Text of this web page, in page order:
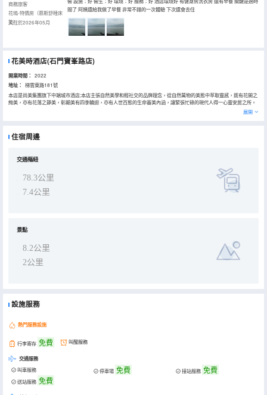
商務旅客
花塢-特價房（慕斯舒睡床
墊）
入住於2026年05月
間了 阿姨還給我做了早餐 非常不錯的一次體驗 下次還會去住
花美時酒店(石門寶峯路店)
開業時間： 2022
地址：
梯雲東路181號
本店是尚美集團旗下中端城市酒店;本店主張自然美學和輕社交的品牌理念，從自然萬物的美態中萃取靈感，既有花開之
絢美，亦有花落之靜美，彰顯美有四季輪迴，亦有人世百態的生命審美內涵，讓緊張忙碌的現代人得一心靈安居之所。
本店位於湖南常德石門縣梯雲東路181號，酒店風格簡約奢華秉承優質服務的經營理念。 【設備齊全】本店擁有各類客
房，數碼影視房，舒適雙床房，豪華大床房，麻將房等，房內均配備了慕思床墊、空調、液晶數字電視、特質香氛洗護
擇。 門店位於石門梯雲東路181號。 【吃喝玩樂】本店位於堯業廣場商圈。周邊餐飲、娛樂配套齊全，可以滿足您的一
展開
住宿周邊
交通樞紐
78.3公里
7.4公里
景點
8.2公里
2公里
設施服務
熱門服務設施
行李寄存 免費 叫醒服務
交通服務
叫車服務 停車場 免費 接站服務 免費
送站服務 免費